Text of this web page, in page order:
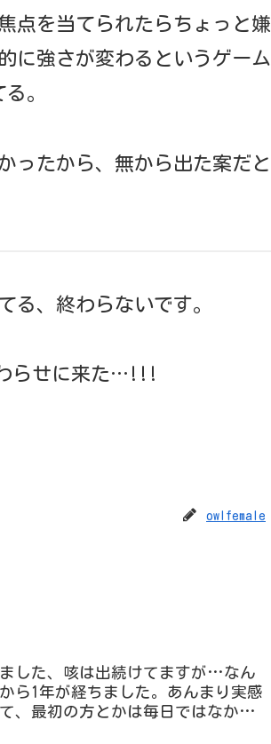
点を当てられたらちょっと嫌
に強さが変わるというゲーム
。
ったから、無から出た案だと
る、終わらないです。
らせに来た…!!!
owlfemale
した、咳は出続けてますが…なん
ら1年が経ちました。あんまり実感
、最初の方とかは毎日ではなかっ